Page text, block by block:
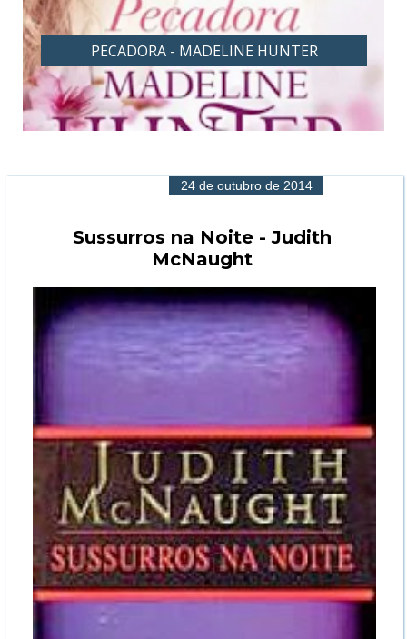
PECADORA - MADELINE HUNTER
24 de outubro de 2014
Sussurros na Noite - Judith
McNaught